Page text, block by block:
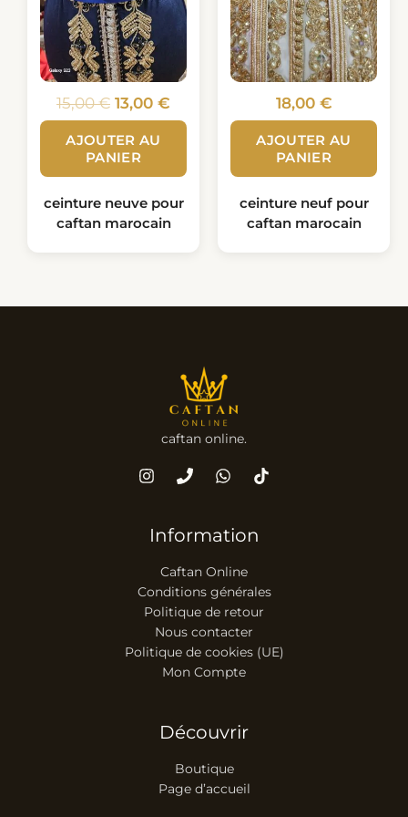
15,00€ 13,00 €
AJOUTER AU
PANIER
ceinture neuve pour
caftan marocain
18,00 €
AJOUTER AU
PANIER
ceinture neuf pour
caftan marocain
caftan online.
Information
Caftan Online
Conditions générales
Politique de retour
Nous contacter
Politique de cookies (UE)
Mon Compte
Découvrir
Boutique
Page d’accueil